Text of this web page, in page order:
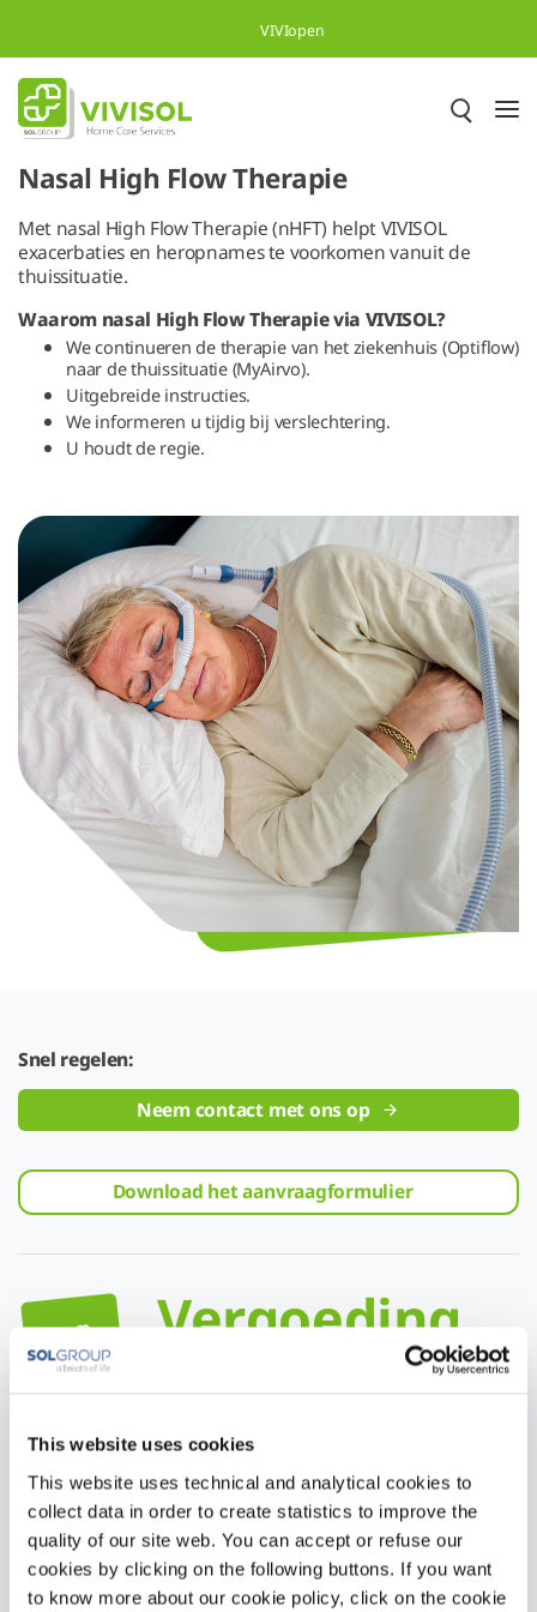
This website uses cookies
This website uses technical and analytical cookies to
collect data in order to create statistics to improve the
quality of our site web. You can accept or refuse our
cookies by clicking on the following buttons. If you want
to know more about our cookie policy, click on the cookie
VIVIopen
Nasal High Flow Therapie
Met nasal High Flow Therapie (nHFT) helpt VIVISOL
exacerbaties en heropnames te voorkomen vanuit de
thuissituatie.
Waarom nasal High Flow Therapie via VIVISOL?
We continueren de therapie van het ziekenhuis (Optiflow)
naar de thuissituatie (MyAirvo).
Uitgebreide instructies.
We informeren u tijdig bij verslechtering.
U houdt de regie.
Snel regelen:
Neem contact met ons op
Download het aanvraagformulier
Vergoeding
Voor nHFT is een medische
Wat is nasal High Flow Therapie?